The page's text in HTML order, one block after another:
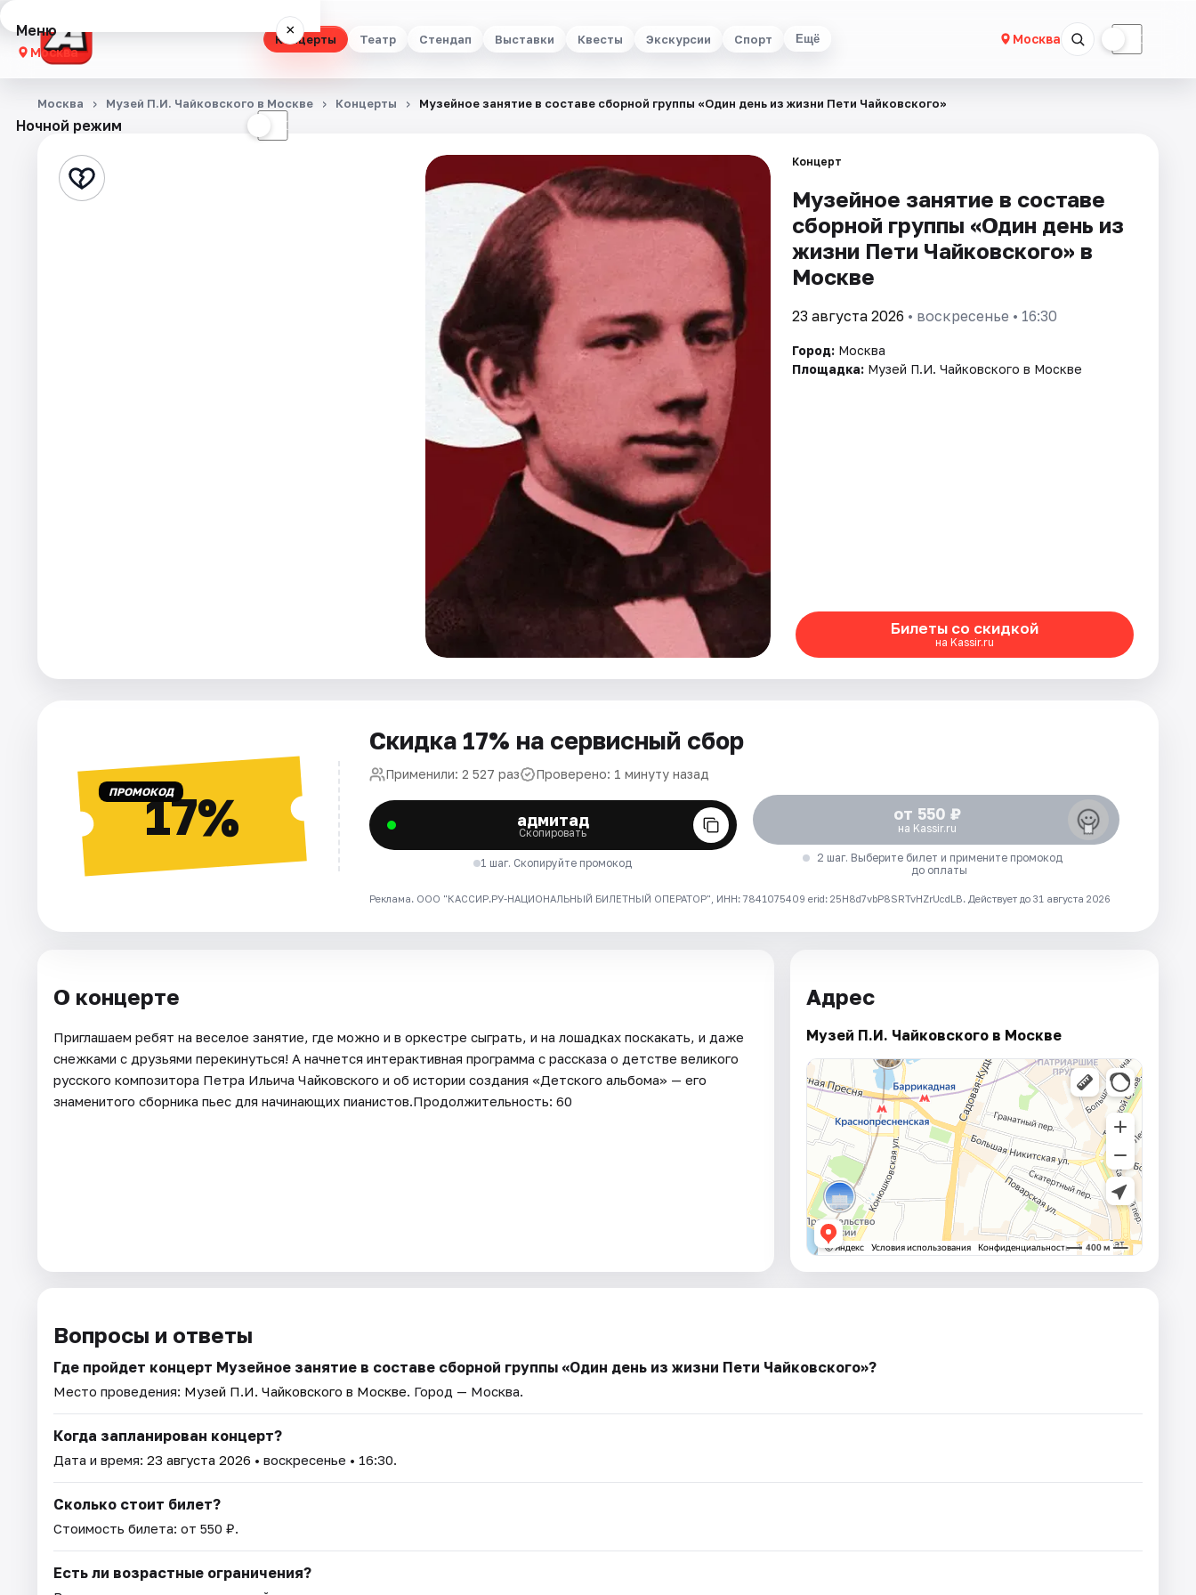
Концерты Театр Стендап Выставки Квесты Экскурсии Спорт Ещё Москва ☾
Меню ×
Москва
Концерты
Стендап
Ночной режим ☾
Москва Музей П.И. Чайковского в Москве Концерты Музейное занятие в составе сборной группы «Один день из жизни Пети Чайковскогo»
Концерт
Музейное занятие в составе
сборной группы «Один день из
жизни Пети Чайковскогo» в
Москве
23 августа 2026 • воскресенье • 16:30
Город: Москва
Площадка: Музей П.И. Чайковского в Москве
Билеты со скидкой
на Kassir.ru
ПРОМОКОД17%
Скидка 17% на сервисный сбор
Применили: 2 527 раз Проверено: 1 минуту назад
адмитад
Скопировать
1 шаг. Скопируйте промокод
от 550 ₽
на Kassir.ru
2 шаг. Выберите билет и примените промокод
до оплаты
Реклама. ООО "КАССИР.РУ-НАЦИОНАЛЬНЫЙ БИЛЕТНЫЙ ОПЕРАТОР", ИНН: 7841075409 erid: 25H8d7vbP8SRTvHZrUcdLB. Действует до 31 августа 2026
О концерте
Приглашаем ребят на веселое занятие, где можно и в оркестре сыграть, и на лошадках поскакать, и даже
снежками с друзьями перекинуться! А начнется интерактивная программа с рассказа о детстве великого
русского композитора Петра Ильича Чайковского и об истории создания «Детского альбома» — его
знаменитого сборника пьес для начинающих пианистов.Продолжительность: 60
Адрес
Музей П.И. Чайковского в Москве
Вопросы и ответы
Где пройдет концерт Музейное занятие в составе сборной группы «Один день из жизни Пети Чайковскогo»?
Место проведения: Музей П.И. Чайковского в Москве. Город — Москва.
Когда запланирован концерт?
Дата и время: 23 августа 2026 • воскресенье • 16:30.
Сколько стоит билет?
Стоимость билета: от 550 ₽.
Есть ли возрастные ограничения?